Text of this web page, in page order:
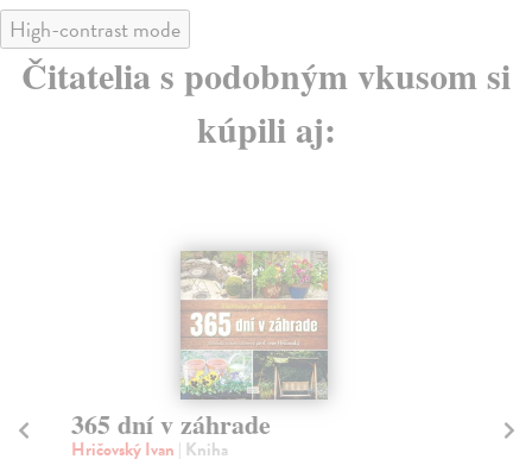
High-contrast mode
Čitatelia s podobným vkusom si
kúpili aj: